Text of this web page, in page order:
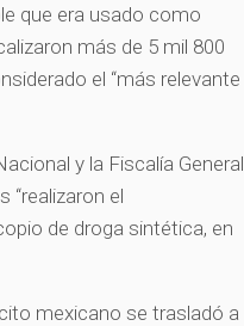
que era usado como
más de 5 mil 800
el “más relevante
y la Fiscalía General
“realizaron el
de droga sintética, en
mexicano se trasladó a